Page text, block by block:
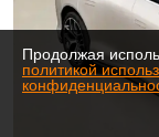
Продолжая
политикой